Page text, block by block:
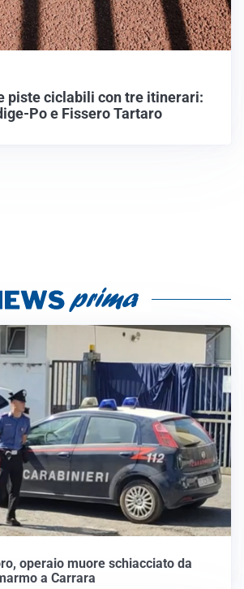
piste ciclabili con tre itinerari:
Po e Fissero Tartaro
operaio muore schiacciato da
a Carrara